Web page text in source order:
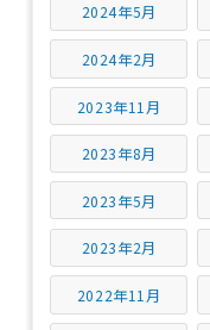
2024年5月
2024年2月
2023年11月
2023年8月
2023年5月
2023年2月
2022年11月